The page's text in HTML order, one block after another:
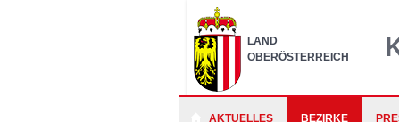
LAND
OBERÖSTERREICH
AKTUELLES BEZIRKE